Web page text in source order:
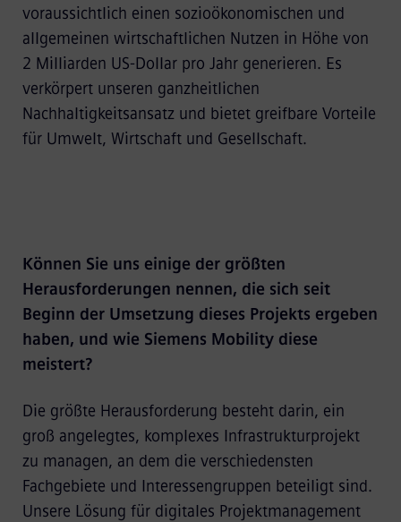
voraussichtlich einen sozioökonomischen und
allgemeinen wirtschaftlichen Nutzen in Höhe von
2 Milliarden US-Dollar pro Jahr generieren. Es
verkörpert unseren ganzheitlichen
Nachhaltigkeitsansatz und bietet greifbare Vorteile
für Umwelt, Wirtschaft und Gesellschaft.
Können Sie uns einige der größten
Herausforderungen nennen, die sich seit
Beginn der Umsetzung dieses Projekts ergeben
haben, und wie Siemens Mobility diese
meistert?
Die größte Herausforderung besteht darin, ein
groß angelegtes, komplexes Infrastrukturprojekt
zu managen, an dem die verschiedensten
Fachgebiete und Interessengruppen beteiligt sind.
Unsere Lösung für digitales Projektmanagement